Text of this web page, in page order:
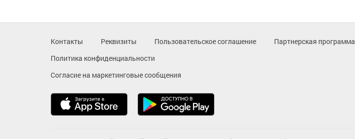
Контакты Реквизиты Пользовательское соглашение
Партнерская программа
Политика конфиденциальности
Согласие на маркетинговые сообщения